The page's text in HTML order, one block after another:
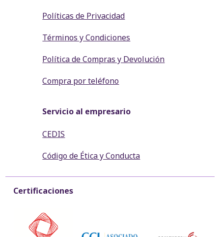
Políticas de Privacidad
Términos y Condiciones
Política de Compras y Devolución
Compra por teléfono
Servicio al empresario
CEDIS
Código de Ética y Conducta
Certificaciones